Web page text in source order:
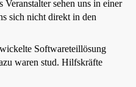
sehen uns in einer
sich nicht direkt in den
Softwareteillösung
waren stud. Hilfskräfte